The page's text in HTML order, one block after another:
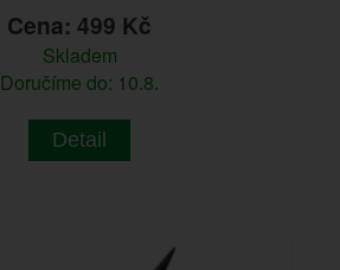
Cena: 499 Kč
Skladem
Doručíme do: 10.8.
Detail